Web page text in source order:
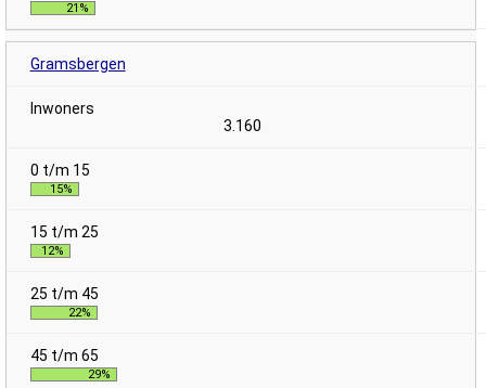
21%
Gramsbergen
3.160
15%
12%
22%
29%